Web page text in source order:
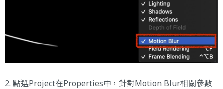
2. 點選Project在Properties中，針對Motion Blur相關參數